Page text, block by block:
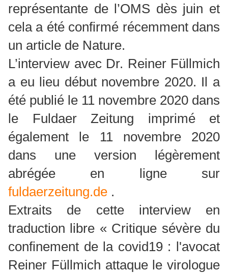
représentante de l’OMS dès juin et
cela a été confirmé récemment dans
un article de Nature.
L’interview avec Dr. Reiner Füllmich
a eu lieu début novembre 2020. Il a
été publié le 11 novembre 2020 dans
le Fuldaer Zeitung imprimé et
également le 11 novembre 2020
dans une version légèrement
abrégée en ligne sur
fuldaerzeitung.de .
Extraits de cette interview en
traduction libre « Critique sévère du
confinement de la covid19 : l'avocat
Reiner Füllmich attaque le virologue